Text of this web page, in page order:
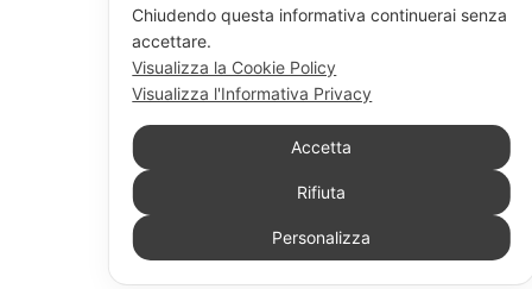
Chiudendo questa informativa continuerai senza
accettare.
Visualizza la Cookie Policy
Visualizza l'Informativa Privacy
Accetta
Rifiuta
Personalizza